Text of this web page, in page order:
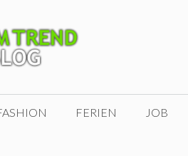
FERIEN JOB